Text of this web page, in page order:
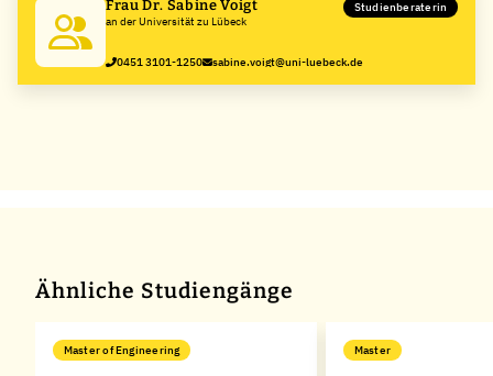
Frau Dr. Sabine Voigt
an der Universität zu Lübeck
Studienberaterin
0451 3101-1250 sabine.voigt@uni-luebeck.de
Ähnliche Studiengänge
Master of Engineering Master